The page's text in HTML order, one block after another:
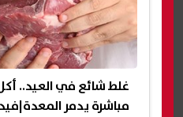
غلط شائع في العيد..
مباشرة يدمر